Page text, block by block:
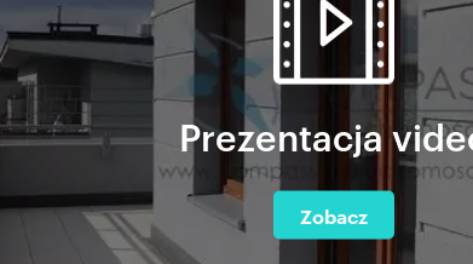
Prezentacja
Zobacz